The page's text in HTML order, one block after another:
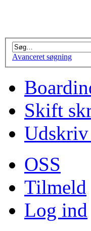
Avanceret søgning
Skift
Udskriv
OSS
Tilmeld
Log ind